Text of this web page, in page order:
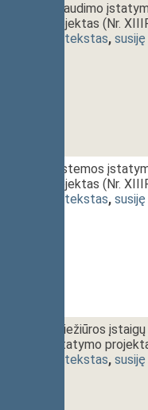
Sveikatos draudimo
įstatymo projektas (Nr.
dokumento tekstas,
Sveikatos sistemos
įstatymo projektas (Nr.
dokumento tekstas,
Sveikatos priežiūros
pakeitimo įstatymo
dokumento tekstas,